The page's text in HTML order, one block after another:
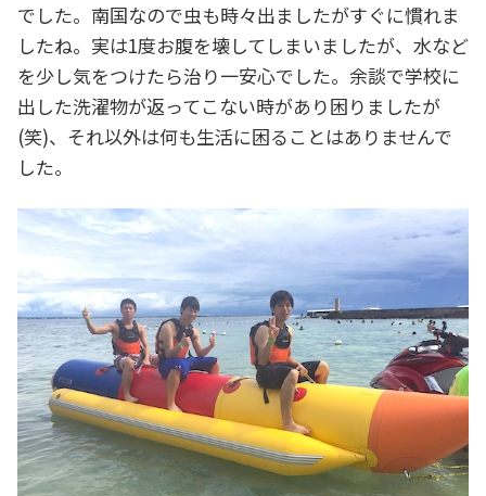
でした。南国なので虫も時々出ましたがすぐに慣れま
したね。実は1度お腹を壊してしまいましたが、水など
を少し気をつけたら治り一安心でした。余談で学校に
出した洗濯物が返ってこない時があり困りましたが
(笑)、それ以外は何も生活に困ることはありませんで
した。